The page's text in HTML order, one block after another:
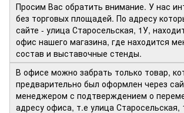
Просим Вас обратить внимание. У нас
без торговых площадей. По адресу
сайте - улица Старосельская, 1У,
офис нашего магазина, где находится
состав и выставочные стенды.
В офисе можно забрать только товар,
предварительно был оформлен через
менеджером с подтверждением о
адресу офиса, т.е улица Старосельская,